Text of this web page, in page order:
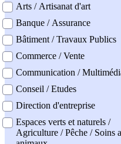
Arts / Artisanat d'art
Banque / Assurance
Bâtiment / Travaux Publics
Commerce / Vente
Communication /
Conseil / Etudes
Direction d'entreprise
Espaces verts et naturels /
Agriculture / Pêche / Soins